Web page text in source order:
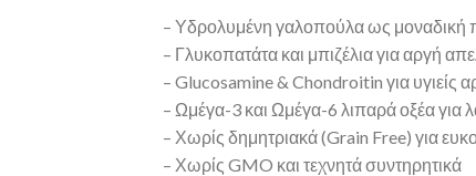
– Υδρολυμένη γαλοπούλα ως μοναδική
– Γλυκοπατάτα και μπιζέλια για αργή
– Glucosamine & Chondroitin για υγιείς
– Ωμέγα-3 και Ωμέγα-6 λιπαρά οξέα για
– Χωρίς δημητριακά (Grain Free) για
– Χωρίς GMO και τεχνητά συντηρητικά